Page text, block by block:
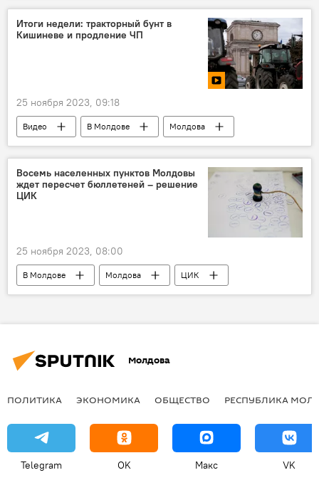
Итоги недели: тракторный бунт в
Кишиневе и продление ЧП
25 ноября 2023, 09:18
Видео В Молдове
Молдова
Итоги недели
Восемь населенных пунктов Молдовы
ждет пересчет бюллетеней – решение
ЦИК
25 ноября 2023, 08:00
В Молдове Молдова
ЦИК
местные выборы
Молдова
ПОЛИТИКА ЭКОНОМИКА ОБЩЕСТВО РЕСПУБЛИКА
Telegram OK Макс VK